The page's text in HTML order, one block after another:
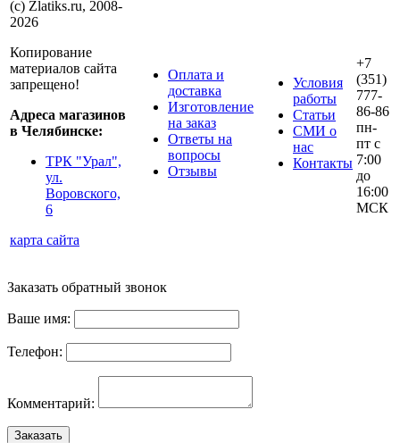
(с) Zlatiks.ru, 2008-
2026
Копирование
материалов сайта
запрещено!
Адреса магазинов
в Челябинске:
ТРК "Урал",
ул.
Воровского,
6
карта сайта
Оплата и
доставка
Изготовление
на заказ
Ответы на
вопросы
Отзывы
Условия
работы
Статьи
СМИ о
нас
Контакты
+7
(351)
777-
86-86
пн-
пт с
7:00
до
16:00
МСК
Заказать обратный звонок
Ваше имя:
Телефон:
Комментарий:
Заказать